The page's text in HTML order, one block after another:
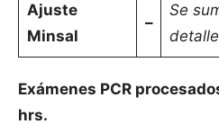
Ajuste
Minsal
–
Se
Exámenes PCR
hrs.